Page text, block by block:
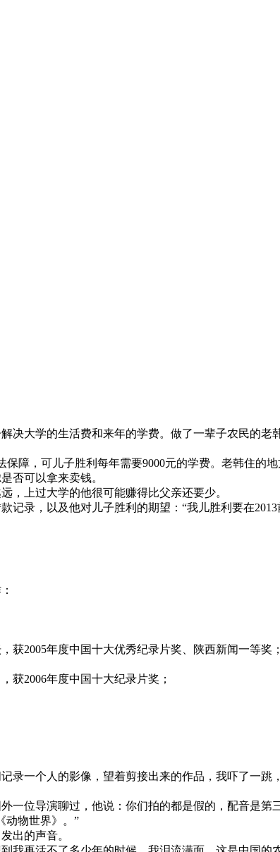
决大学的生活费和来年的学费。做了一辈子农民的
障，可儿子胜利每年需要9000元的学费。老韩住的
否可以拿来卖钱。
，上过大学的他很可能赚得比父亲还要少。
录，以及他对儿子胜利的期望：“我儿胜利要在
获2005年度中国十大优秀纪录片奖、陕西新闻一等奖；
获2006年度中国十大纪录片奖；
录一个人的影像，望着剪接出来的作品，我吓了一
一位导演聊过，他说：你们拍的都是假的，配音是
动物世界》。”
出的声音。